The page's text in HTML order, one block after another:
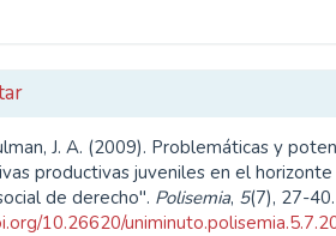
J. A. (2009). Problemáticas y
productivas juveniles en el
de derecho". Polisemia, 5(7), 27-40.
10.26620/